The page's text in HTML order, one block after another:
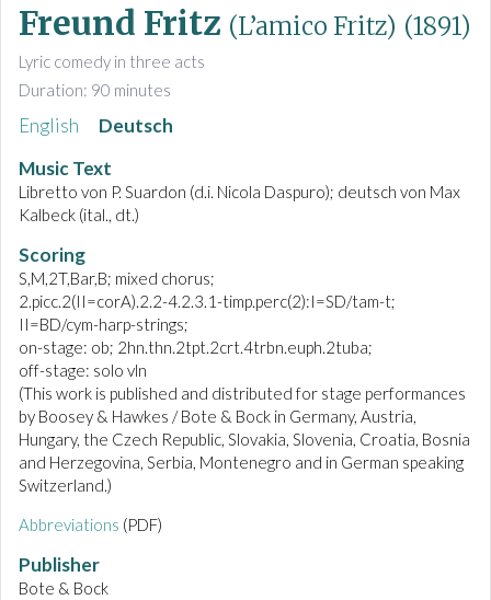
Freund Fritz (L’amico Fritz) (1891)
Lyric comedy in three acts
Duration: 90 minutes
English
Deutsch
Music Text
Libretto von P. Suardon (d.i. Nicola Daspuro); deutsch von Max
Kalbeck (ital., dt.)
Scoring
S,M,2T,Bar,B; mixed chorus;
2.picc.2(II=corA).2.2-4.2.3.1-timp.perc(2):I=SD/tam-t;
II=BD/cym-harp-strings;
on-stage: ob; 2hn.thn.2tpt.2crt.4trbn.euph.2tuba;
off-stage: solo vln
(This work is published and distributed for stage performances
by Boosey & Hawkes / Bote & Bock in Germany, Austria,
Hungary, the Czech Republic, Slovakia, Slovenia, Croatia, Bosnia
and Herzegovina, Serbia, Montenegro and in German speaking
Switzerland.)
Abbreviations (PDF)
Publisher
Bote & Bock